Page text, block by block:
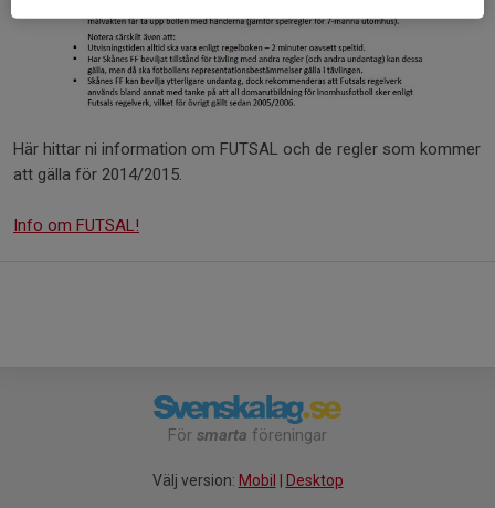
Här hittar ni information om FUTSAL och de regler som kommer
att gälla för 2014/2015.
Info om FUTSAL!
För smarta föreningar
Välj version: Mobil Desktop